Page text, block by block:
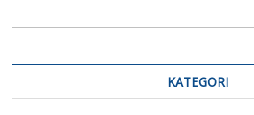
KATEGORI